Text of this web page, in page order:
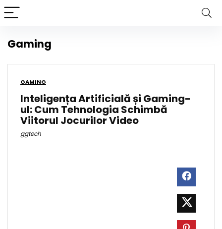
Gaming
GAMING
Inteligența Artificială și Gaming-
ul: Cum Tehnologia Schimbă
Viitorul Jocurilor Video
ggtech